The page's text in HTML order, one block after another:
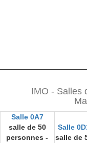
IMO - Salles
Salle 0A7
salle de 50
personnes -
Salle
salle de